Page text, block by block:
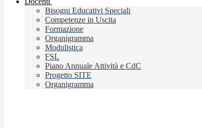
Bisogni Educativi Speciali
Competenze in Uscita
Formazione
Organigramma
Modulistica
FSL
Piano Annuale Attività e CdC
Progetto SITE
Organigramma